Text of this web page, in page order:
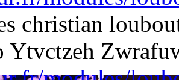
christian
Ytvctzeh